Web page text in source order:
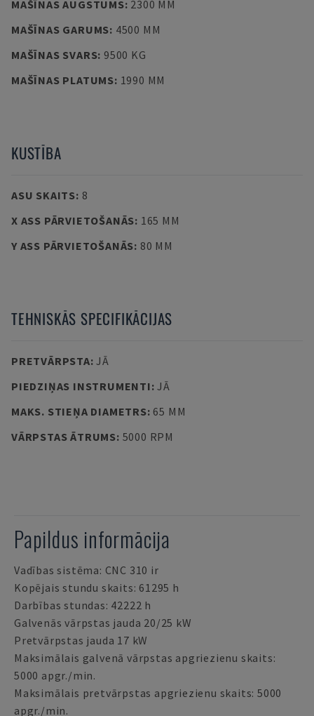
MAŠĪNAS AUGSTUMS: 2300 MM
MAŠĪNAS GARUMS: 4500 MM
MAŠĪNAS SVARS: 9500 KG
MAŠĪNAS PLATUMS: 1990 MM
KUSTĪBA
ASU SKAITS: 8
X ASS PĀRVIETOŠANĀS: 165 MM
Y ASS PĀRVIETOŠANĀS: 80 MM
TEHNISKĀS SPECIFIKĀCIJAS
PRETVĀRPSTA:JĀ
PIEDZIŅAS INSTRUMENTI:JĀ
MAKS. STIEŅA DIAMETRS: 65 MM
VĀRPSTAS ĀTRUMS: 5000 RPM
Papildus informācija
Vadības sistēma: CNC 310 ir
Kopējais stundu skaits: 61295 h
Darbības stundas: 42222 h
Galvenās vārpstas jauda 20/25 kW
Pretvārpstas jauda 17 kW
Maksimālais galvenā vārpstas apgriezienu skaits:
5000 apgr./min.
Maksimālais pretvārpstas apgriezienu skaits: 5000
apgr./min.